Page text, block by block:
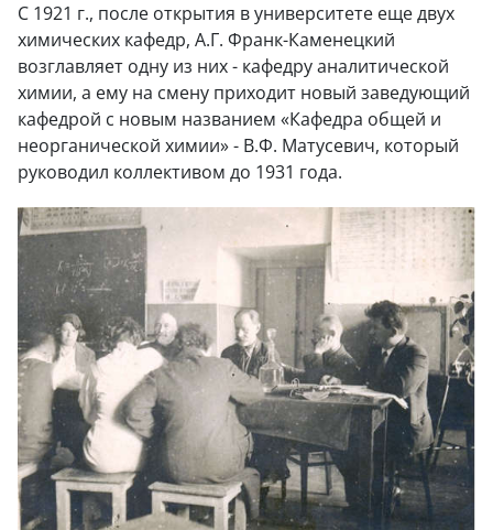
С 1921 г., после открытия в университете еще двух
химических кафедр, А.Г. Франк-Каменецкий
возглавляет одну из них - кафедру аналитической
химии, а ему на смену приходит новый заведующий
кафедрой с новым названием «Кафедра общей и
неорганической химии» - В.Ф. Матусевич, который
руководил коллективом до 1931 года.